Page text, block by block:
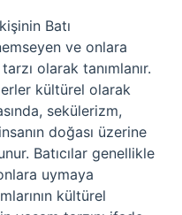
Batı
ve onlara
olarak tanımlanır.
kültürel olarak
sekülerizm,
doğası üzerine
Batıcılar genellikle
uymaya
kültürel